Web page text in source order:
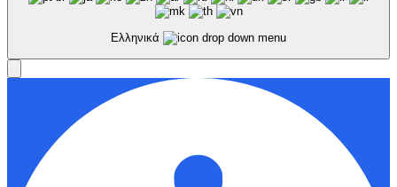
Ελληνικά